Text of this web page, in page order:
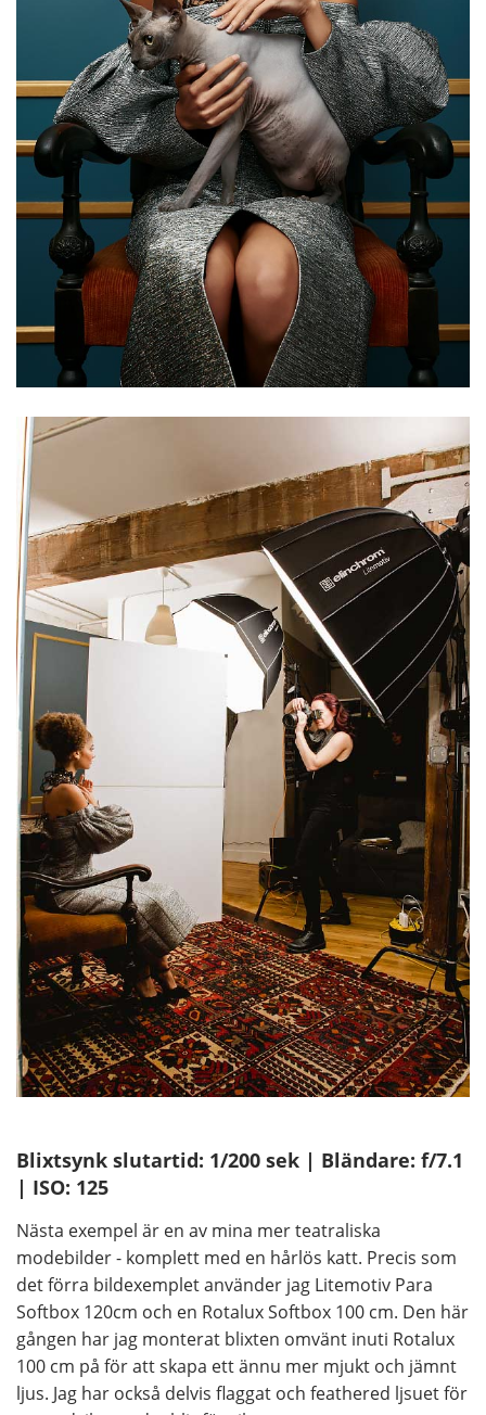
Blixtsynk slutartid: 1/200 sek | Bländare: f/7.1
| ISO: 125
Nästa exempel är en av mina mer teatraliska
modebilder - komplett med en hårlös katt. Precis som
det förra bildexemplet använder jag Litemotiv Para
Softbox 120cm och en Rotalux Softbox 100 cm. Den här
gången har jag monterat blixten omvänt inuti Rotalux
100 cm på för att skapa ett ännu mer mjukt och jämnt
ljus. Jag har också delvis flaggat och feathered ljsuet för